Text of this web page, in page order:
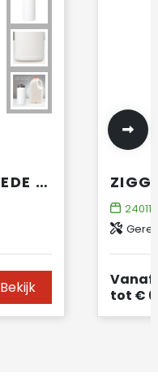
BASELINE GERECYCLEDE SPORTFLES VAN 500 ML
Bekijk
24011
Vanaf
tot €